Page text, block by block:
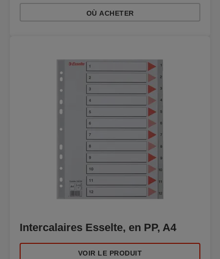
OÙ ACHETER
Intercalaires Esselte, en PP, A4
VOIR LE PRODUIT